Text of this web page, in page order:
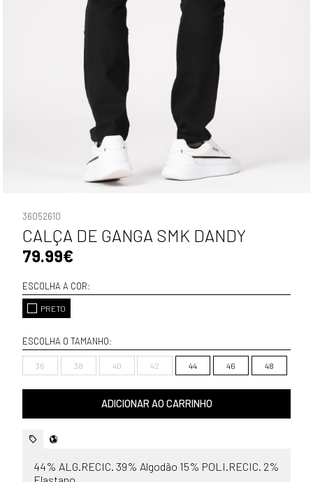
36052610
CALÇA DE GANGA SMK DANDY
79.99€
ESCOLHA A COR:
PRETO
ESCOLHA O TAMANHO:
36 38 40 42 44 46 48
ADICIONAR AO CARRINHO
44% ALG.RECIC. 39% Algodão 15% POLI.RECIC. 2%
Elastano